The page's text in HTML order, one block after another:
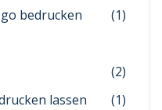
bedrucken
(1)
(2)
lassen
(1)